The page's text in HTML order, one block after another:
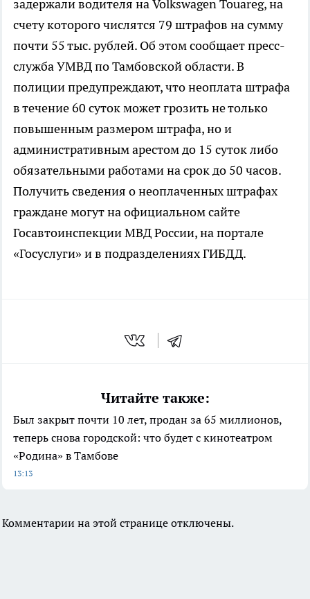
задержали водителя на Volkswagen Touareg, на
счету которого числятся 79 штрафов на сумму
почти 55 тыс. рублей. Об этом сообщает пресс-
служба УМВД по Тамбовской области. В
полиции предупреждают, что неоплата штрафа
в течение 60 суток может грозить не только
повышенным размером штрафа, но и
административным арестом до 15 суток либо
обязательными работами на срок до 50 часов.
Получить сведения о неоплаченных штрафах
граждане могут на официальном сайте
Госавтоинспекции МВД России, на портале
«Госуслуги» и в подразделениях ГИБДД.
Читайте также:
Был закрыт почти 10 лет, продан за 65 миллионов,
теперь снова городской: что будет с кинотеатром
«Родина» в Тамбове
13:13
Комментарии на этой странице отключены.